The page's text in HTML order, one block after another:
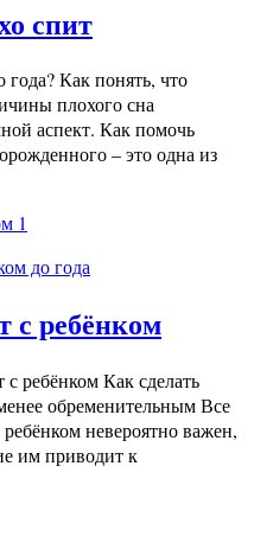
спит
года? Как понять, что
плохого сна
аспект. Как помочь
– это одна из
1
до года
с ребёнком
ребёнком Как сделать
обременительным Все
невероятно важен,
им приводит к